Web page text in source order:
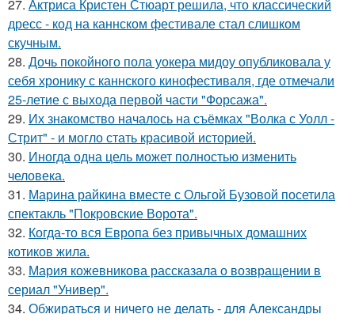
27. Актриса Кристен Стюарт решила, что классический
дресс - код на каннском фестивале стал слишком
скучным.
28. Дочь покойного пола уокера мидоу опубликовала у
себя хронику с каннского кинофестиваля, где отмечали
25-летие с выхода первой части "Форсажа".
29. Их знакомство началось на съёмках "Волка с Уолл -
Стрит" - и могло стать красивой историей.
30. Иногда одна цель может полностью изменить
человека.
31. Марина райкина вместе с Ольгой Бузовой посетила
спектакль "Покровские Ворота".
32. Когда-то вся Европа без привычных домашних
котиков жила.
33. Мария кожевникова рассказала о возвращении в
сериал "Универ".
34. Обжираться и ничего не делать - для Александры